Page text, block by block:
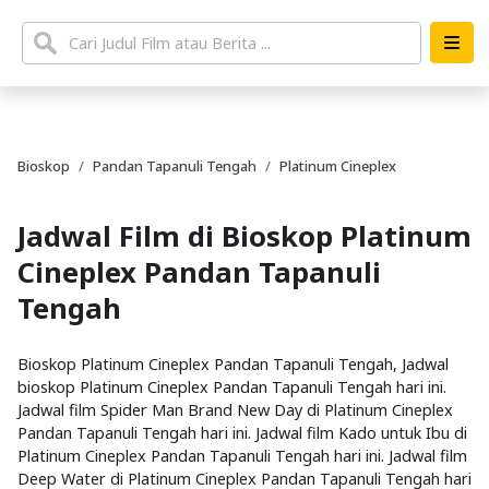
Bioskop Pandan Tapanuli Tengah Platinum Cineplex
Jadwal Film di Bioskop Platinum
Cineplex Pandan Tapanuli
Tengah
Bioskop Platinum Cineplex Pandan Tapanuli Tengah, Jadwal
bioskop Platinum Cineplex Pandan Tapanuli Tengah hari ini.
Jadwal film Spider Man Brand New Day di Platinum Cineplex
Pandan Tapanuli Tengah hari ini. Jadwal film Kado untuk Ibu di
Platinum Cineplex Pandan Tapanuli Tengah hari ini. Jadwal film
Deep Water di Platinum Cineplex Pandan Tapanuli Tengah hari